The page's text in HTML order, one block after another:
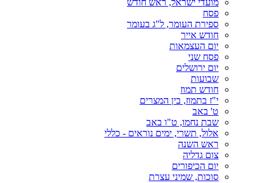
מועדי ישראל, ראש חודש
פסח
ספירת העומר, ל"ג בעומר
חודש אייר
יום העצמאות
פסח שני
יום ירושלים
שבועות
חודש תמוז
י"ז בתמוז, בין המצרים
ט' באב
שבת נחמו, ט"ו באב
אלול, תשרי, ימים נוראים - כללי
ראש השנה
צום גדליה
יום הכיפורים
סוכות, שמיני עצרת